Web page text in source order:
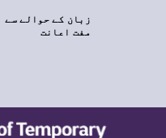
زبان کے حوالے سے
مفت اعانت